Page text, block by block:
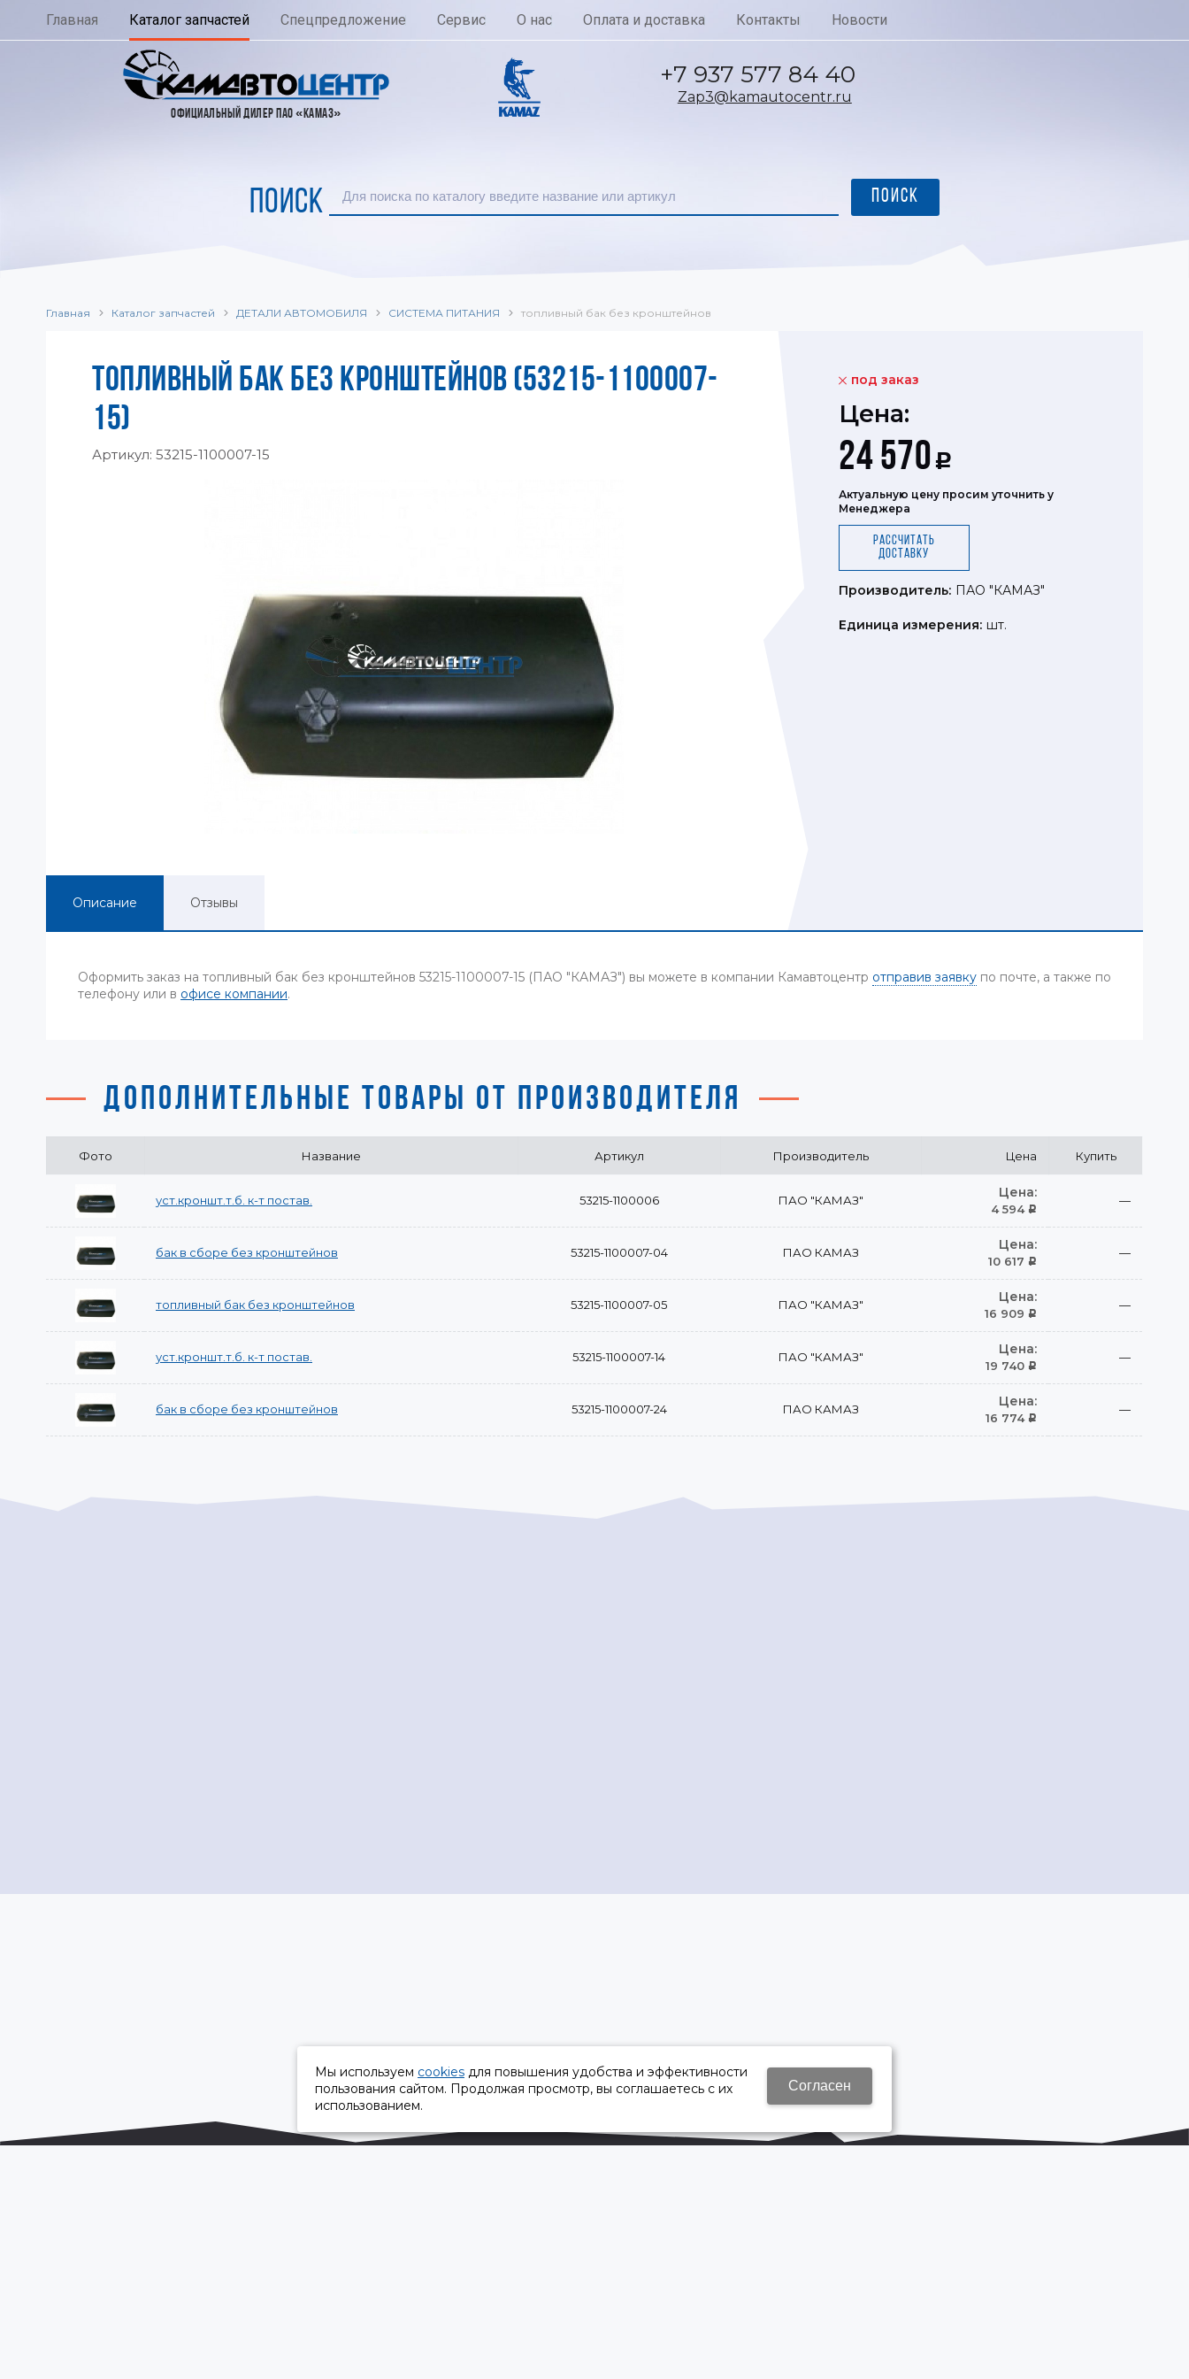
Главная Каталог запчастей Спецпредложение Сервис О нас Оплата и доставка Контакты Новости
ОФИЦИАЛЬНЫЙ ДИЛЕР ПАО «КАМАЗ»
Zap3@kamautocentr.ru
+7 937 577 84 40
ПОИСК
Главная Каталог запчастей ДЕТАЛИ АВТОМОБИЛЯ СИСТЕМА ПИТАНИЯ топливный бак без кронштейнов
ТОПЛИВНЫЙ БАК БЕЗ КРОНШТЕЙНОВ (53215-1100007-
15)
Артикул: 53215-1100007-15
под заказ
Цена:
24 570 Р
Актуальную цену просим уточнить у
Менеджера
Рассчитать
доставку
Производитель: ПАО "КАМАЗ"
Единица измерения: шт.
Описание Отзывы
Оформить заказ на топливный бак без кронштейнов 53215-1100007-15 (ПАО "КАМАЗ") вы можете в компании Камавтоцентр отправив заявку по почте, а также по
телефону или в офисе компании.
ДОПОЛНИТЕЛЬНЫЕ ТОВАРЫ ОТ ПРОИЗВОДИТЕЛЯ
Фото Название Артикул Производитель Цена Купить
уст.кроншт.т.б. к-т постав. 53215-1100006 ПАО "КАМАЗ" Цена:
4 594 Р
—
бак в сборе без кронштейнов 53215-1100007-04 ПАО КАМАЗ Цена:
10 617 Р
—
топливный бак без кронштейнов 53215-1100007-05 ПАО "КАМАЗ" Цена:
16 909 Р
—
уст.кроншт.т.б. к-т постав. 53215-1100007-14 ПАО "КАМАЗ" Цена:
19 740 Р
—
бак в сборе без кронштейнов 53215-1100007-24 ПАО КАМАЗ Цена:
16 774 Р
—
Мы используем cookies для повышения удобства и эффективности
пользования сайтом. Продолжая просмотр, вы соглашаетесь с их
использованием.
Согласен